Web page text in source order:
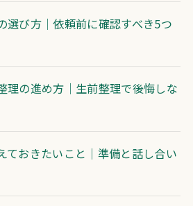
選び方｜依頼前に確認すべき5つ
理の進め方｜生前整理で後悔しな
ておきたいこと｜準備と話し合い